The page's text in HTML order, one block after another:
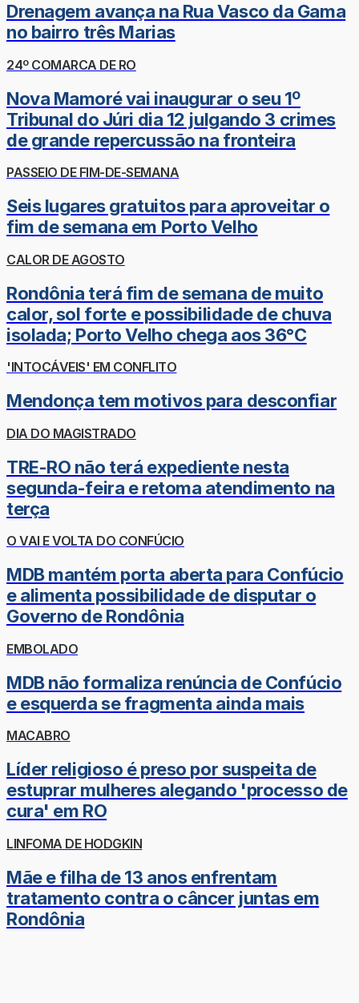
Drenagem avança na Rua Vasco da Gama
no bairro três Marias
24º COMARCA DE RO
Nova Mamoré vai inaugurar o seu 1º
Tribunal do Júri dia 12 julgando 3 crimes
de grande repercussão na fronteira
PASSEIO DE FIM-DE-SEMANA
Seis lugares gratuitos para aproveitar o
fim de semana em Porto Velho
CALOR DE AGOSTO
Rondônia terá fim de semana de muito
calor, sol forte e possibilidade de chuva
isolada; Porto Velho chega aos 36°C
'INTOCÁVEIS' EM CONFLITO
Mendonça tem motivos para desconfiar
DIA DO MAGISTRADO
TRE-RO não terá expediente nesta
segunda-feira e retoma atendimento na
terça
O VAI E VOLTA DO CONFÚCIO
MDB mantém porta aberta para Confúcio
e alimenta possibilidade de disputar o
Governo de Rondônia
EMBOLADO
MDB não formaliza renúncia de Confúcio
e esquerda se fragmenta ainda mais
MACABRO
Líder religioso é preso por suspeita de
estuprar mulheres alegando 'processo de
cura' em RO
LINFOMA DE HODGKIN
Mãe e filha de 13 anos enfrentam
tratamento contra o câncer juntas em
Rondônia